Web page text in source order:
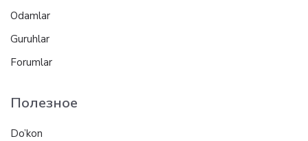
Odamlar
Guruhlar
Forumlar
Полезное
Do’kon